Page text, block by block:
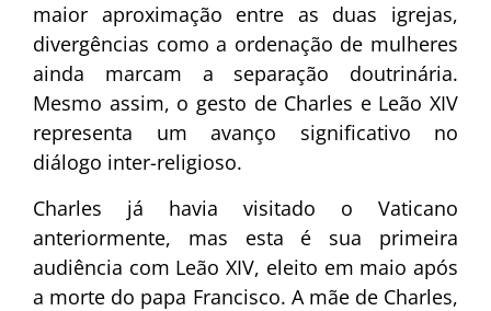
maior aproximação entre as duas igrejas,
divergências como a ordenação de mulheres
ainda marcam a separação doutrinária.
Mesmo assim, o gesto de Charles e Leão XIV
representa um avanço significativo no
diálogo inter-religioso.
Charles já havia visitado o Vaticano
anteriormente, mas esta é sua primeira
audiência com Leão XIV, eleito em maio após
a morte do papa Francisco. A mãe de Charles,